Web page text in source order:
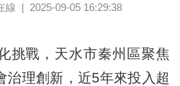
線 | 2025-09-05 16:29:38
戰，天水市秦州區聚焦
治理創新，近5年來投入超